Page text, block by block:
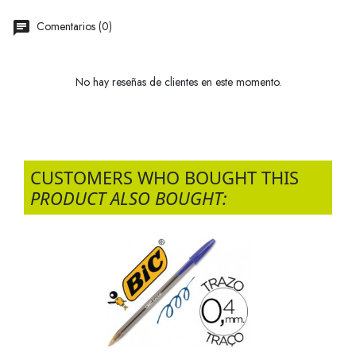
Comentarios (0)
No hay reseñas de clientes en este momento.
CUSTOMERS WHO BOUGHT THIS
PRODUCT ALSO BOUGHT: